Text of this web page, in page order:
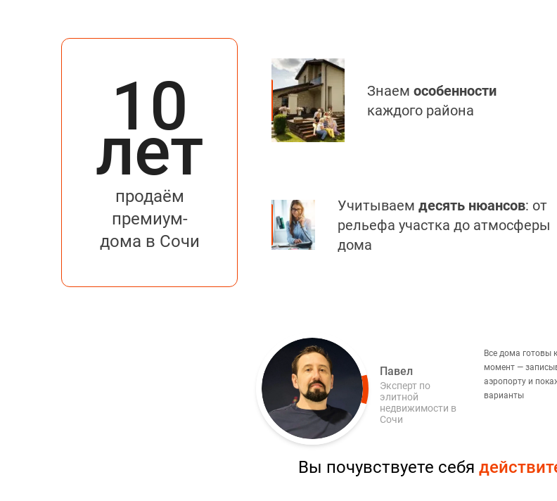
10
лет
продаём
премиум-
дома в Сочи
Знаемособенности
каждого района
Учитываемдесять нюансов: от
рельефа участка до атмосферы
дома
Павел
Эксперт по
элитной
недвижимости в
Сочи
Все дома готовы
момент —
аэропорту и
варианты
Вы почувствуете себя